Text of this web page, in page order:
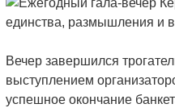
Вечер завершился
выступлением
успешное окончание